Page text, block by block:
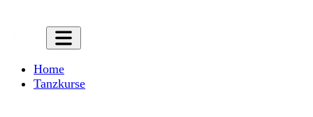
Home
Tanzkurse